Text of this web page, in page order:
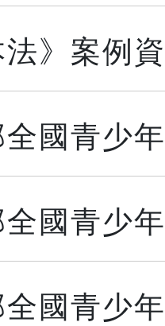
法》案例
全國青少
全國青少
全國青少